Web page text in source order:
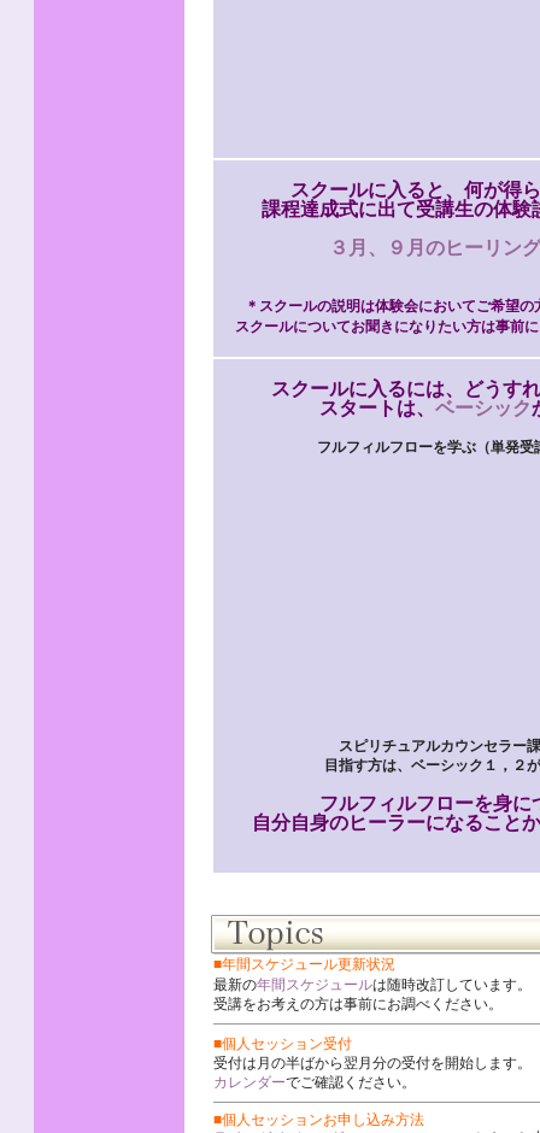
スクールに入ると、何が得
課程達成式に出て受講生の体験
３月、９月のヒーリン
＊スクールの説明は体験会においてご希望
スクールについてお聞きになりたい方は事前
スクールに入るには、どうす
スタートは、 ベーシック
フルフィルフローを学ぶ（単発受
スピリチュアルカウンセラー
目指す方は、ベーシック１，２
フルフィルフローを身に
自分自身のヒーラーになること
■年間スケジュール更新状況
最新の年間スケジュールは随時改訂しています。
受講をお考えの方は事前にお調べください。
■個人セッション受付
受付は月の半ばから翌月分の受付を開始します。
カレンダーでご確認ください。
■個人セッションお申し込み方法